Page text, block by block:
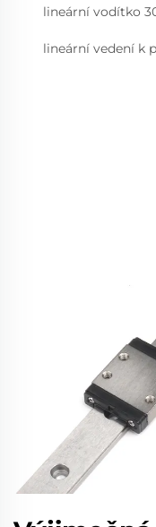
lineární vodítko
lineární vedení k